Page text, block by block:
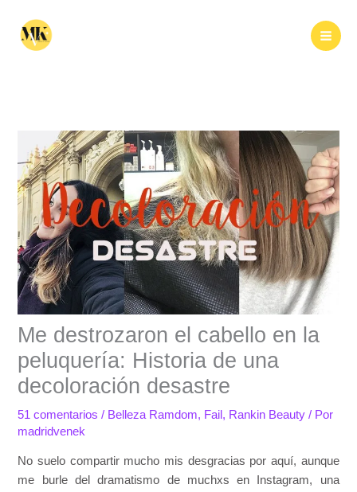
contenido
Me destrozaron el cabello en la
peluquería: Historia de una
decoloración desastre
51 comentarios / Belleza Ramdom, Fail , Rankin Beauty / Por
madridvenek
No suelo compartir mucho mis desgracias por aquí, aunque
me burle del dramatismo de muchxs en Instagram, una